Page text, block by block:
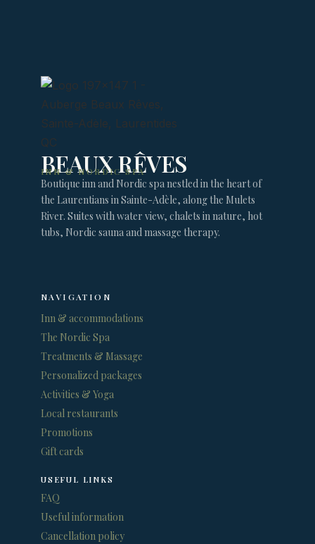
BEAUX RÊVES
INN & NORDIC SPA
Boutique inn and Nordic spa nestled in the heart of
the Laurentians in Sainte-Adèle, along the Mulets
River. Suites with water view, chalets in nature, hot
tubs, Nordic sauna and massage therapy.
NAVIGATION
Inn & accommodations
The Nordic Spa
Treatments & Massage
Personalized packages
Activities & Yoga
Local restaurants
Promotions
Gift cards
USEFUL LINKS
FAQ
Useful information
Cancellation policy